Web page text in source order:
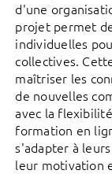
d'une
projet permet
individuelles
collectives.
maîtriser les
de nouvelles
avec la
formation en
s'adapter à
leur motivation